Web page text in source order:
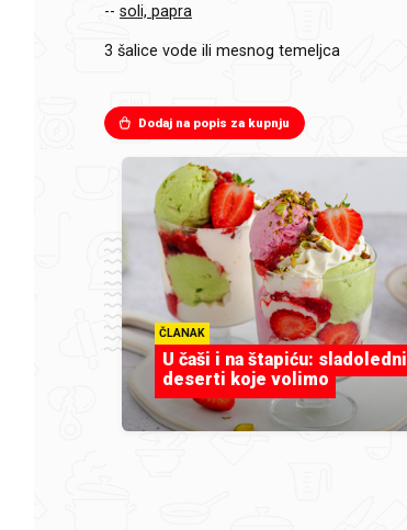
-- soli, papra
3 šalice vode ili mesnog temeljca
Dodaj na popis za kupnju
ČLANAK
U čaši i na štapiću: sladoledni
deserti koje volimo